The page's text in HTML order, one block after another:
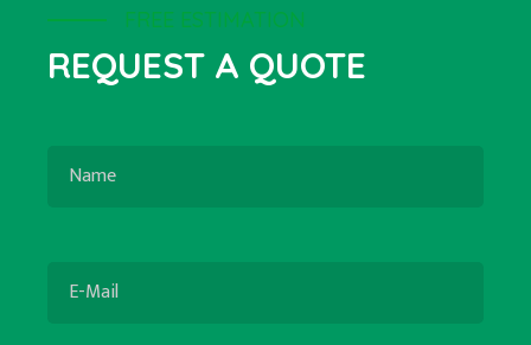
FREE ESTIMATION
REQUEST A QUOTE